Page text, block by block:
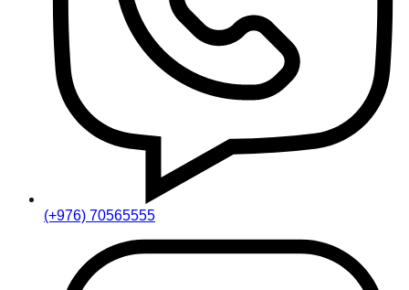
(+976) 70565555